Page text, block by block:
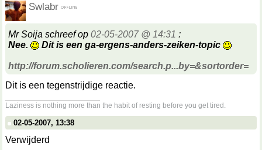
Swlabr
Mr Soija schreef op 02-05-2007 @ 14:31 :
Nee.
Dit is een ga-ergens-anders-zeiken-topic
http://forum.scholieren.com/search.p...by=&sortorder=
Dit is een tegenstrijdige reactie.
Laziness is nothing more than the habit of resting before you get tired.
02-05-2007, 13:38
Verwijderd